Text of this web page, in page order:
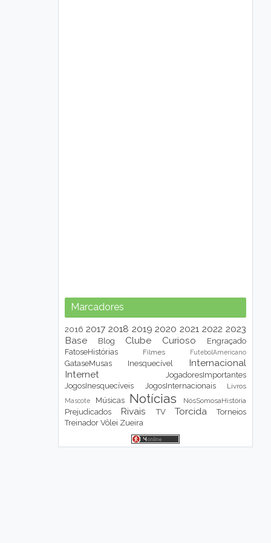
Marcadores
2016 2017 2018 2019 2020 2021 2022 2023
Base
Blog Clube Curioso
Engraçado
FatoseHistórias
Filmes FutebolAmericano
GataseMusas Inesquecível
Internacional
Internet
JogadoresImportantes
JogosInesquecíveis
JogosInternacionais Livros
Mascote Músicas Notícias NósSomosaHistória
Prejudicados Rivais TV Torcida
Torneios
Treinador Vôlei Zueira